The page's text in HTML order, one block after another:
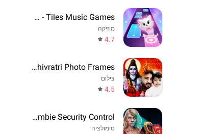
Cat Beats - Tiles Music Games
מוזיקה
4.7
Maha Shivratri Photo Frames
צילום
4.5
Zombie Security Control
סימולציה